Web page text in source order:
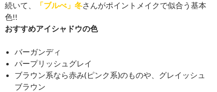
続いて、 「ブルべ」冬さんがポイントメイクで似合う基本
色!!
おすすめアイシャドウの色
バーガンディ
パープリッシュグレイ
ブラウン系なら赤み(ピンク系)のものや、グレイッシュ
ブラウン